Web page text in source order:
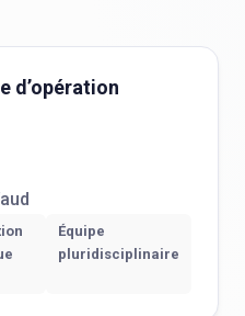
d’opération
Équipe
pluridisciplinaire